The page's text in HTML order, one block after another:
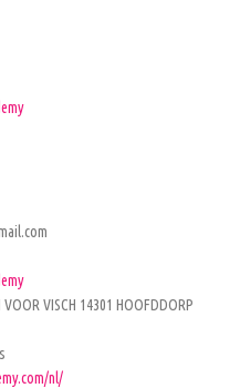
VOOR VISCH 14301 HOOFDDORP
nl/